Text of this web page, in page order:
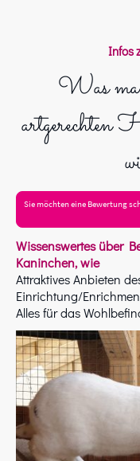
Infos
Was
artgerechten
Sie möchten eine Bewertung
Wissenswertes über
Kaninchen, wie
Attraktives Anbieten
Einrichtung/
Alles für das